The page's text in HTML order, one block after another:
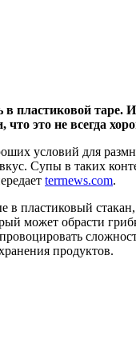
пластиковой таре.
это не всегда
условий для
Супы в таких
terrnews.com.
пластиковый стакан,
может обрасти
продуктов.